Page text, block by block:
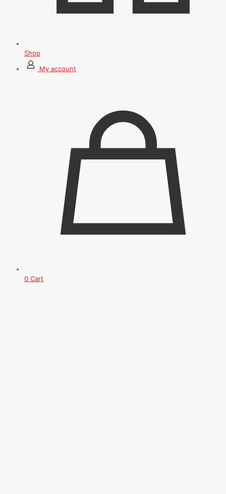
Shop
My account
0 Cart